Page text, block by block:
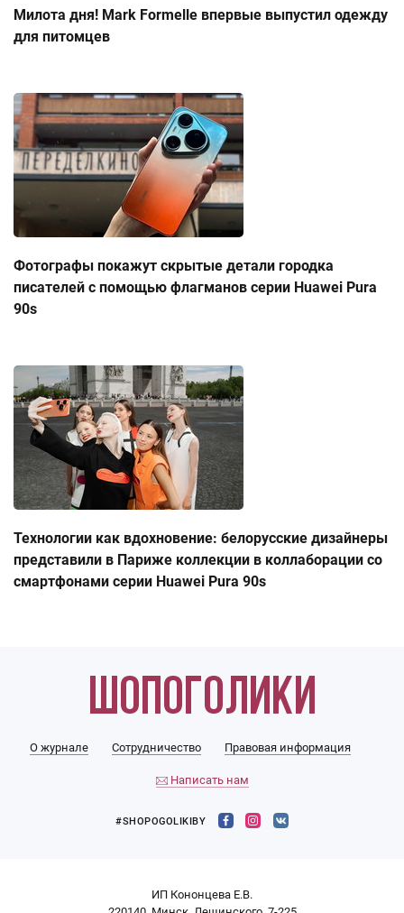
Милота дня! Mark Formelle впервые выпустил одежду
для питомцев
Фотографы покажут скрытые детали городка
писателей с помощью флагманов серии Huawei Pura
90s
Технологии как вдохновение: белорусские дизайнеры
представили в Париже коллекции в коллаборации со
смартфонами серии Huawei Pura 90s
О журнале Сотрудничество Правовая информация
Написать нам
#SHOPOGOLIKIBY
ИП Кононцева Е.В.